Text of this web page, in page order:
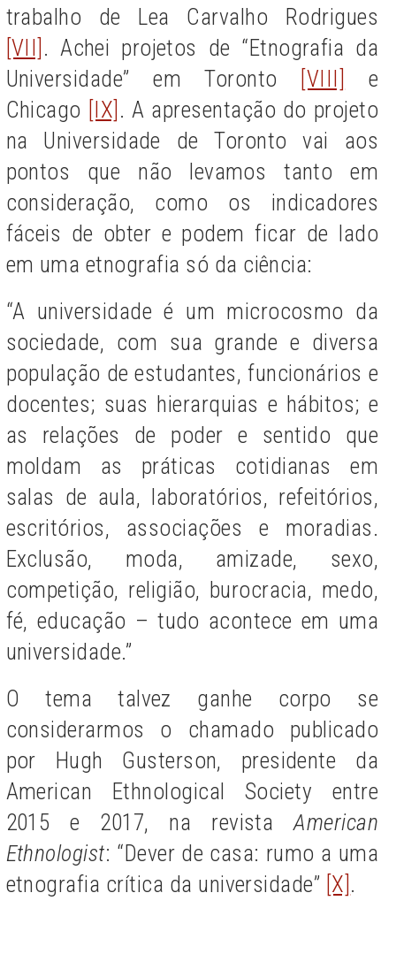
trabalho de Lea Carvalho Rodrigues
[VII] . Achei projetos de “Etnografia da
Universidade” em Toronto [VIII]
e
Chicago [IX] . A apresentação do projeto
na Universidade de Toronto vai aos
pontos que não levamos tanto em
consideração, como os indicadores
fáceis de obter e podem ficar de lado
em uma etnografia só da ciência:
“A universidade é um microcosmo da
sociedade, com sua grande e diversa
população de estudantes, funcionários e
docentes; suas hierarquias e hábitos; e
as relações de poder e sentido que
moldam as práticas cotidianas em
salas de aula, laboratórios, refeitórios,
escritórios, associações e moradias.
Exclusão, moda, amizade, sexo,
competição, religião, burocracia, medo,
fé, educação – tudo acontece em uma
universidade.”
O tema talvez ganhe corpo se
considerarmos o chamado publicado
por Hugh Gusterson, presidente da
American Ethnological Society entre
2015 e 2017, na revistaAmerican
Ethnologist: “Dever de casa: rumo a uma
etnografia crítica da universidade” [X].